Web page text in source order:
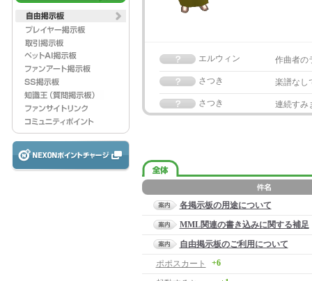
エルウィン 作曲者の
さつき 楽譜なし
さつき 連続すみ
各掲示板の用途について
MML関連の書き込みに関する補足
自由掲示板のご利用について
ポポスカート
+6